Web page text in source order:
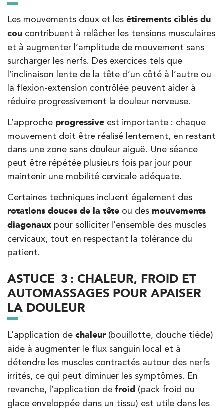
Les mouvements doux et les étirements ciblés du
cou contribuent à relâcher les tensions musculaires
et à augmenter l’amplitude de mouvement sans
surcharger les nerfs. Des exercices tels que
l’inclinaison lente de la tête d’un côté à l’autre ou
la flexion-extension contrôlée peuvent aider à
réduire progressivement la douleur nerveuse.
L’approche progressive est importante : chaque
mouvement doit être réalisé lentement, en restant
dans une zone sans douleur aiguë. Une séance
peut être répétée plusieurs fois par jour pour
maintenir une mobilité cervicale adéquate.
Certaines techniques incluent également des
rotations douces de la tête ou des mouvements
diagonaux pour solliciter l’ensemble des muscles
cervicaux, tout en respectant la tolérance du
patient.
ASTUCE 3 : CHALEUR, FROID ET
AUTOMASSAGES POUR APAISER
LA DOULEUR
L’application de chaleur(bouillotte, douche tiède)
aide à augmenter le flux sanguin local et à
détendre les muscles contractés autour des nerfs
irrités, ce qui peut diminuer les symptômes. En
revanche, l’application de froid (pack froid ou
glace enveloppée dans un tissu) est utile dans les
28 Rue Velpeau 92160 Antony
28 Rue Velpeau 92160 Antony
01 76 21 71 41
PRENDRE RDV
PRENDRE RDV
Koss Paris 8 – Haussmann
74 Bd Haussmann 75008 Paris
74 Bd Haussmann 75008 Paris
01 44 71 93 74
PRENDRE RDV
PRENDRE RDV
Kinésithérapie
85 Av. de Balzac 91420 Morangis
85 Av. de Balzac 91420 Morangis
01 64 48 35 84
PRENDRE RDV
PRENDRE RDV
IK Meudon – 92
Kinésithérapie